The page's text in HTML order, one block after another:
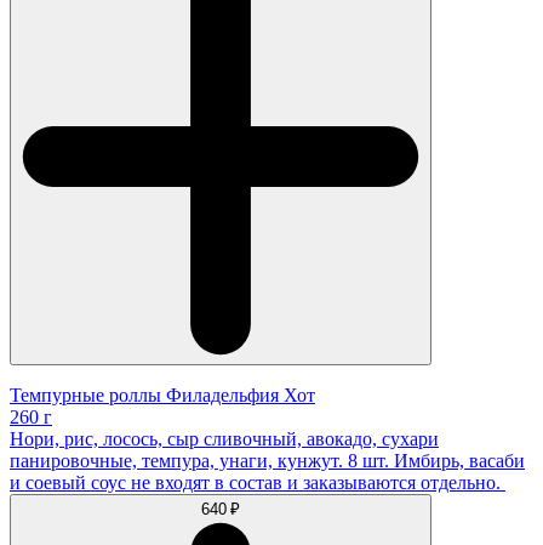
Темпурные роллы Филадельфия Хот
260 г
Нори, рис, лосось, сыр сливочный, авокадо, сухари
панировочные, темпура, унаги, кунжут. 8 шт. Имбирь, васаби
и соевый соус не входят в состав и заказываются отдельно.
640 ₽